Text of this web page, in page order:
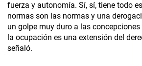
fuerza y autonomía. Sí, sí, tiene todo
normas son las normas y una
un golpe muy duro a las
la ocupación es una extensión del
señaló.